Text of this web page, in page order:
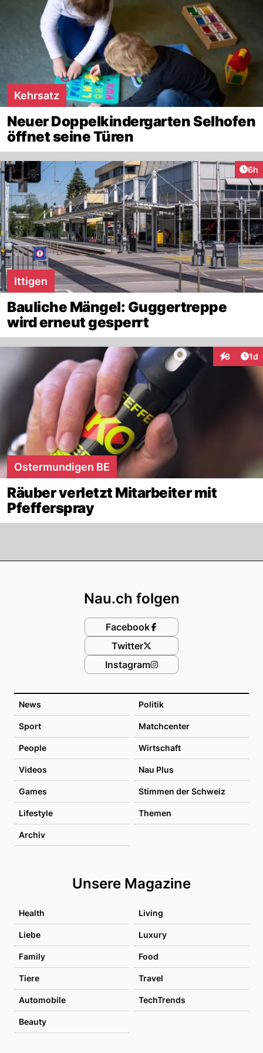
Kehrsatz
Neuer Doppelkindergarten Selhofen
öffnet seine Türen
6h
Ittigen
Bauliche Mängel: Guggertreppe
wird erneut gesperrt
8 1d
Ostermundigen BE
Räuber verletzt Mitarbeiter mit
Pfefferspray
News Politik
Sport Matchcenter
People Wirtschaft
Videos Nau Plus
Games Stimmen der Schweiz
Lifestyle Themen
Archiv
Unsere Magazine
Health Living
Liebe Luxury
Family Food
Tiere Travel
Automobile TechTrends
Beauty
Nau.ch folgen
Facebook
Twitter
Instagram